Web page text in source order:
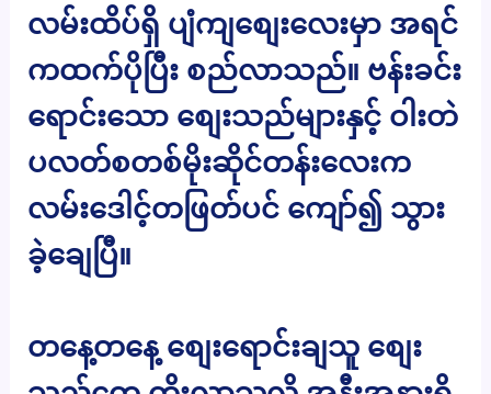
လမ်းထိပ်ရှိ ပျံကျစျေးလေးမှာ အရင်
ကထက်ပိုပြီး စည်လာသည်။ ဗန်းခင်း
ရောင်းသော စျေးသည်များနှင့် ဝါးတဲ
ပလတ်စတစ်မိုးဆိုင်တန်းလေးက
လမ်းဒေါင့်တဖြတ်ပင် ကျော်၍ သွား
ခဲ့ချေပြီ။
တနေ့တနေ့ စျေးရောင်းချသူ စျေး